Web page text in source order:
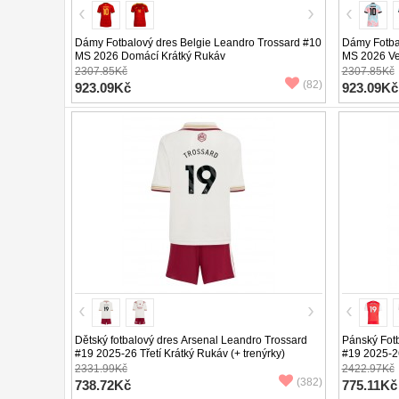
Dámy Fotbalový dres Belgie Leandro Trossard #10
MS 2026 Domácí Krátký Rukáv
2307.85Kč
923.09Kč (82)
Dámy
MS 2026
2307.85Kč
923.09Kč
Dětský fotbalový dres Arsenal Leandro Trossard
#19 2025-26 Třetí Krátký Rukáv (+ trenýrky)
2331.99Kč
738.72Kč (382)
Pánský
#19 2025-
2422.97Kč
775.11Kč